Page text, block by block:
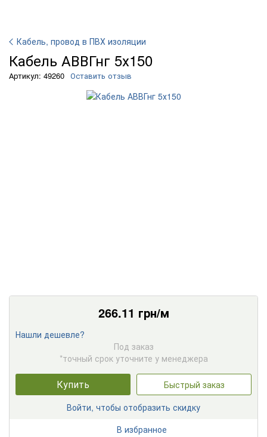
Кабель, провод в ПВХ изоляции
Кабель АВВГнг 5х150
Артикул: 49260 Оставить отзыв
266.11 грн/м
Нашли дешевле?
Под заказ
*точный срок уточните у менеджера
Купить
Быстрый заказ
Войти, чтобы отобразить скидку
В избранное